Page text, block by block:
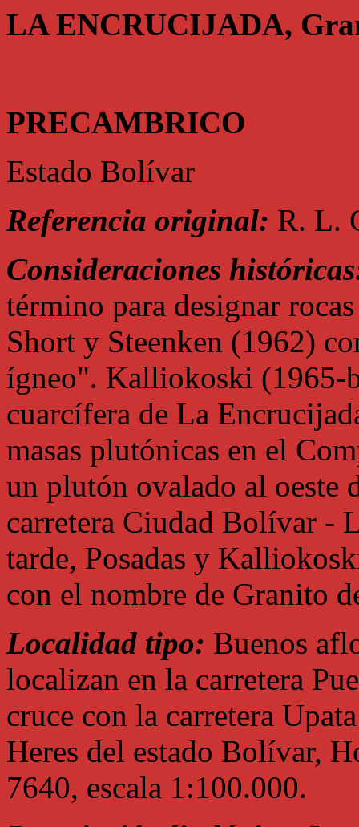
LA ENCRUCIJADA,
PRECAMBRICO
Estado Bolívar
Referencia original: R. L.
Consideraciones
término para designar
Short y Steenken (1962)
ígneo". Kalliokoski (1965-
cuarcífera de La
masas plutónicas en el
un plutón ovalado al oeste
carretera Ciudad Bolívar -
tarde, Posadas y
con el nombre de Granito
Localidad tipo: Buenos
localizan en la carretera
cruce con la carretera
Heres del estado Bolívar,
7640, escala 1:100.000.